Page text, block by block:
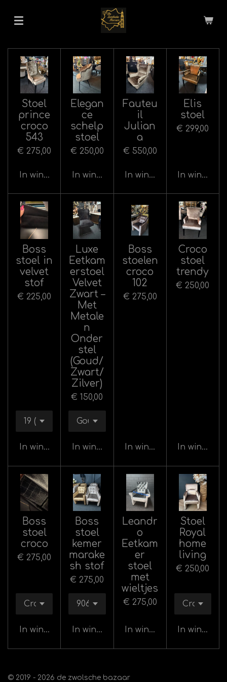
direct
de
hoofdinhoud
Stoel
prince
croco
543
€ 275,00
In winkelwagen
Elegan
ce
schelp
stoel
€ 250,00
In winkelwagen
Fauteu
il
Julian
a
€ 550,00
In winkelwagen
Elis
stoel
€ 299,00
In
Boss
stoel in
velvet
stof
€ 225,00
In winkelwagen
Luxe
Eetkam
erstoel
Velvet
Zwart –
Met
Metale
n
Onder
stel
(Goud/
Zwart/
Zilver)
€ 150,00
In winkelwagen
Boss
stoelen
croco
102
€ 275,00
In winkelwagen
Croco
stoel
trendy
€ 250,00
In
Boss
stoel
croco
€ 275,00
In winkelwagen
Boss
stoel
kemer
marake
sh stof
€ 275,00
In winkelwagen
Leandr
o
Eetkam
er
stoel
met
wieltjes
€ 275,00
In winkelwagen
Stoel
Royal
home
living
€ 250,00
In
© 2019 - 2026 de zwolsche bazaar